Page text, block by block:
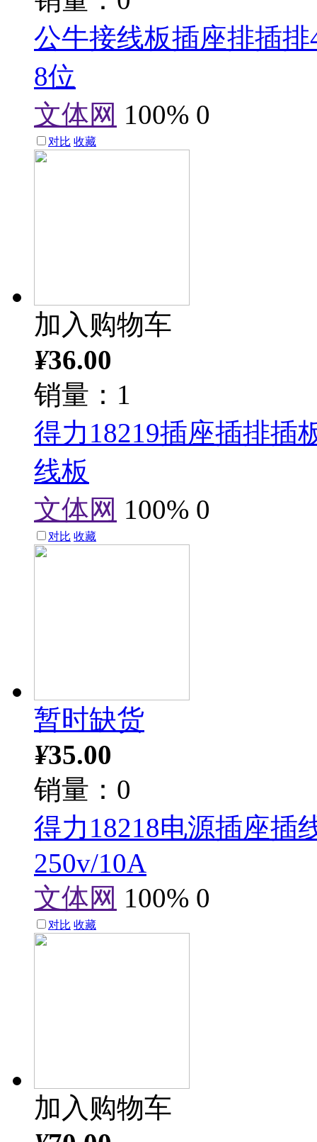
公牛接线板插座排插
8位
文体网 100% 0
对比 收藏
加入购物车
¥36.00
销量：1
得力18219插座插排插
线板
文体网 100% 0
对比 收藏
暂时缺货
¥35.00
销量：0
得力18218电源插座插
250v/10A
文体网 100% 0
对比 收藏
加入购物车